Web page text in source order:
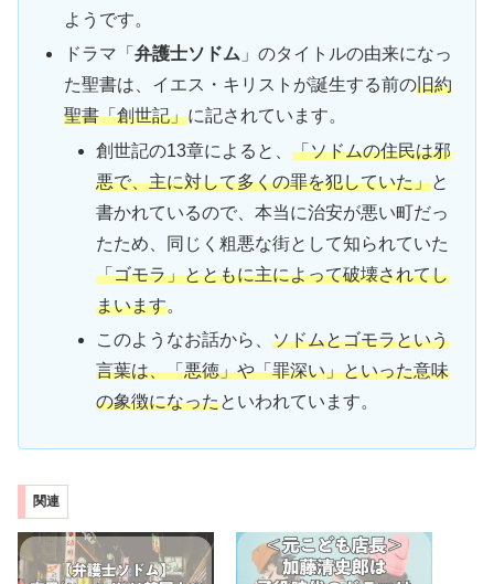
ようです。
ドラマ「弁護士ソドム 」のタイトルの由来になっ
た聖書は、イエス・キリストが誕生する前の旧約
聖書「創世記」に記されています。
創世記の13章によると、「ソドムの住民は邪
悪で、主に対して多くの罪を犯していた」と
書かれているので、本当に治安が悪い町だっ
たため、同じく粗悪な街として知られていた
「ゴモラ」とともに主によって破壊されてし
まいます。
このようなお話から、ソドムとゴモラという
言葉は、「悪徳」や「罪深い」といった意味
の象徴になったといわれています。
関連